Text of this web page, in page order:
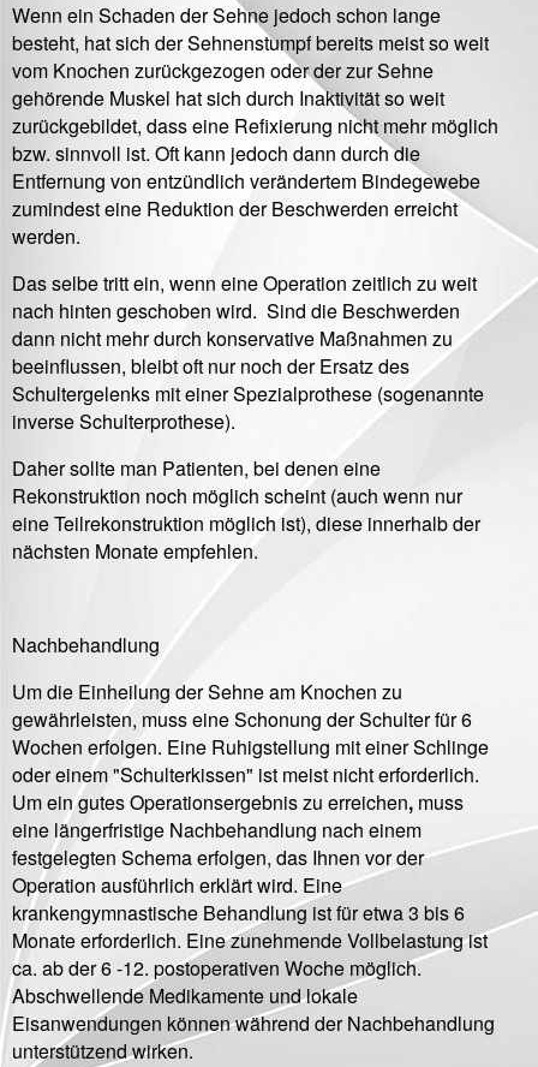
Wenn ein Schaden der Sehne jedoch schon lange
besteht, hat sich der Sehnenstumpf bereits meist so weit
vom Knochen zurückgezogen oder der zur Sehne
gehörende Muskel hat sich durch Inaktivität so weit
zurückgebildet, dass eine Refixierung nicht mehr möglich
bzw. sinnvoll ist. Oft kann jedoch dann durch die
Entfernung von entzündlich verändertem Bindegewebe
zumindest eine Reduktion der Beschwerden erreicht
werden.
Das selbe tritt ein, wenn eine Operation zeitlich zu weit
nach hinten geschoben wird. Sind die Beschwerden
dann nicht mehr durch konservative Maßnahmen zu
beeinflussen, bleibt oft nur noch der Ersatz des
Schultergelenks mit einer Spezialprothese (sogenannte
inverse Schulterprothese).
Daher sollte man Patienten, bei denen eine
Rekonstruktion noch möglich scheint (auch wenn nur
eine Teilrekonstruktion möglich ist), diese innerhalb der
nächsten Monate empfehlen.
Nachbehandlung
Um die Einheilung der Sehne am Knochen zu
gewährleisten, muss eine Schonung der Schulter für 6
Wochen erfolgen. Eine Ruhigstellung mit einer Schlinge
oder einem "Schulterkissen" ist meist nicht erforderlich.
Um ein gutes Operationsergebnis zu erreichen, muss
eine längerfristige Nachbehandlung nach einem
festgelegten Schema erfolgen, das Ihnen vor der
Operation ausführlich erklärt wird. Eine
krankengymnastische Behandlung ist für etwa 3 bis 6
Monate erforderlich. Eine zunehmende Vollbelastung ist
ca. ab der 6 -12. postoperativen Woche möglich.
Abschwellende Medikamente und lokale
Eisanwendungen können während der Nachbehandlung
unterstützend wirken.